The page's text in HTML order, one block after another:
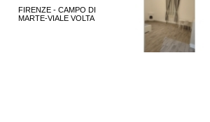
FIRENZE - CAMPO DI
MARTE-VIALE VOLTA